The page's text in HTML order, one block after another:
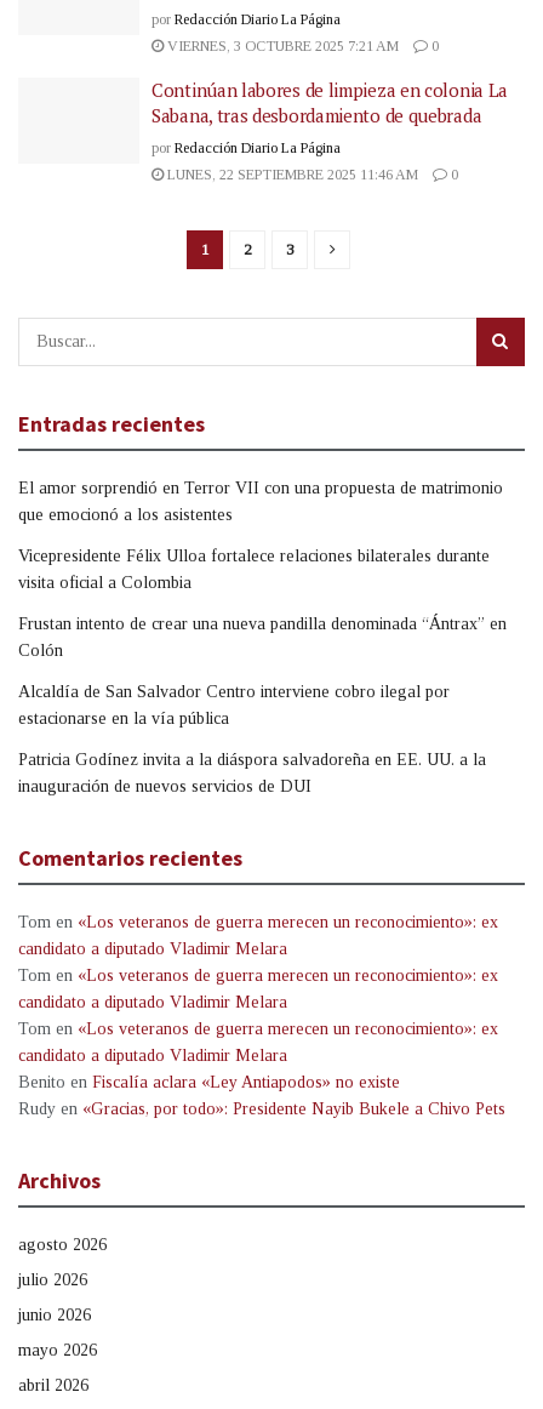
por Redacción Diario La Página
VIERNES, 3 OCTUBRE 2025 7:21 AM
0
Continúan labores de limpieza en colonia La
Sabana, tras desbordamiento de quebrada
por Redacción Diario La Página
LUNES, 22 SEPTIEMBRE 2025 11:46 AM
0
1 2 3
Entradas recientes
El amor sorprendió en Terror VII con una propuesta de matrimonio
que emocionó a los asistentes
Vicepresidente Félix Ulloa fortalece relaciones bilaterales durante
visita oficial a Colombia
Frustan intento de crear una nueva pandilla denominada “Ántrax” en
Colón
Alcaldía de San Salvador Centro interviene cobro ilegal por
estacionarse en la vía pública
Patricia Godínez invita a la diáspora salvadoreña en EE. UU. a la
inauguración de nuevos servicios de DUI
Comentarios recientes
Tom en «Los veteranos de guerra merecen un reconocimiento»: ex
candidato a diputado Vladimir Melara
Tom en «Los veteranos de guerra merecen un reconocimiento»: ex
candidato a diputado Vladimir Melara
Tom en «Los veteranos de guerra merecen un reconocimiento»: ex
candidato a diputado Vladimir Melara
Benito en Fiscalía aclara «Ley Antiapodos» no existe
Rudy en «Gracias, por todo»: Presidente Nayib Bukele a Chivo Pets
Archivos
agosto 2026
julio 2026
junio 2026
mayo 2026
abril 2026